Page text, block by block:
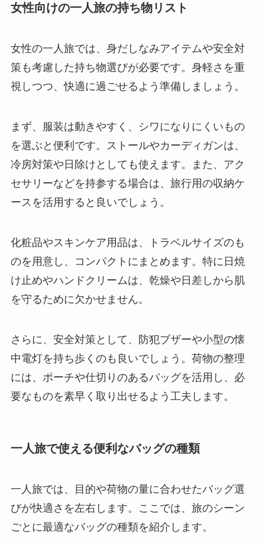
女性向けの一人旅の持ち物リスト
女性の一人旅では、身だしなみアイテムや安全対
策も考慮した持ち物選びが必要です。身軽さを重
視しつつ、快適に過ごせるよう準備しましょう。
まず、服装は動きやすく、シワになりにくいもの
を選ぶと便利です。ストールやカーディガンは、
冷房対策や日除けとしても使えます。また、アク
セサリーなどを持参する場合は、旅行用の収納ケ
ースを活用すると良いでしょう。
化粧品やスキンケア用品は、トラベルサイズのも
のを用意し、コンパクトにまとめます。特に日焼
け止めやハンドクリームは、乾燥や日差しから肌
を守るために欠かせません。
さらに、安全対策として、防犯ブザーや小型の懐
中電灯を持ち歩くのも良いでしょう。荷物の整理
には、ポーチや仕切りのあるバッグを活用し、必
要なものを素早く取り出せるよう工夫します。
一人旅で使える便利なバッグの種類
一人旅では、目的や荷物の量に合わせたバッグ選
びが快適さを左右します。ここでは、旅のシーン
ごとに最適なバッグの種類を紹介します。